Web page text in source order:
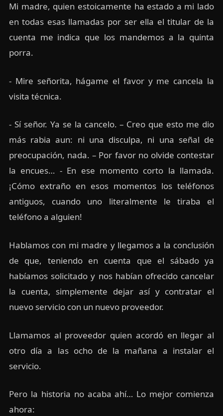
Mi madre, quien estoicamente ha estado a mi lado
en todas esas llamadas por ser ella el titular de la
cuenta me indica que los mandemos a la quinta
porra.
- Mire señorita, hágame el favor y me cancela la
visita técnica.
- Sí señor. Ya se la cancelo. – Creo que esto me dio
más rabia aun: ni una disculpa, ni una señal de
preocupación, nada. – Por favor no olvide contestar
la encues… - En ese momento corto la llamada.
¡Cómo extraño en esos momentos los teléfonos
antiguos, cuando uno literalmente le tiraba el
teléfono a alguien!
Hablamos con mi madre y llegamos a la conclusión
de que, teniendo en cuenta que el sábado ya
habíamos solicitado y nos habían ofrecido cancelar
la cuenta, simplemente dejar así y contratar el
nuevo servicio con un nuevo proveedor.
Llamamos al proveedor quien acordó en llegar al
otro día a las ocho de la mañana a instalar el
servicio.
Pero la historia no acaba ahí… Lo mejor comienza
ahora: